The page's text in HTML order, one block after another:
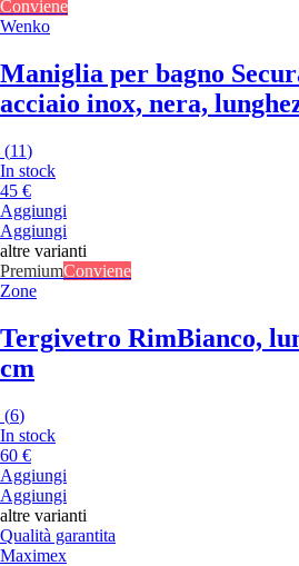
Conviene
Wenko
Maniglia per bagno
acciaio inox, nera,
(11)
In stock
45 €
Aggiungi
Aggiungi
altre varianti
PremiumConviene
Zone
Tergivetro RimBianco,
cm
(6)
In stock
60 €
Aggiungi
Aggiungi
altre varianti
Qualità garantita
Maximex